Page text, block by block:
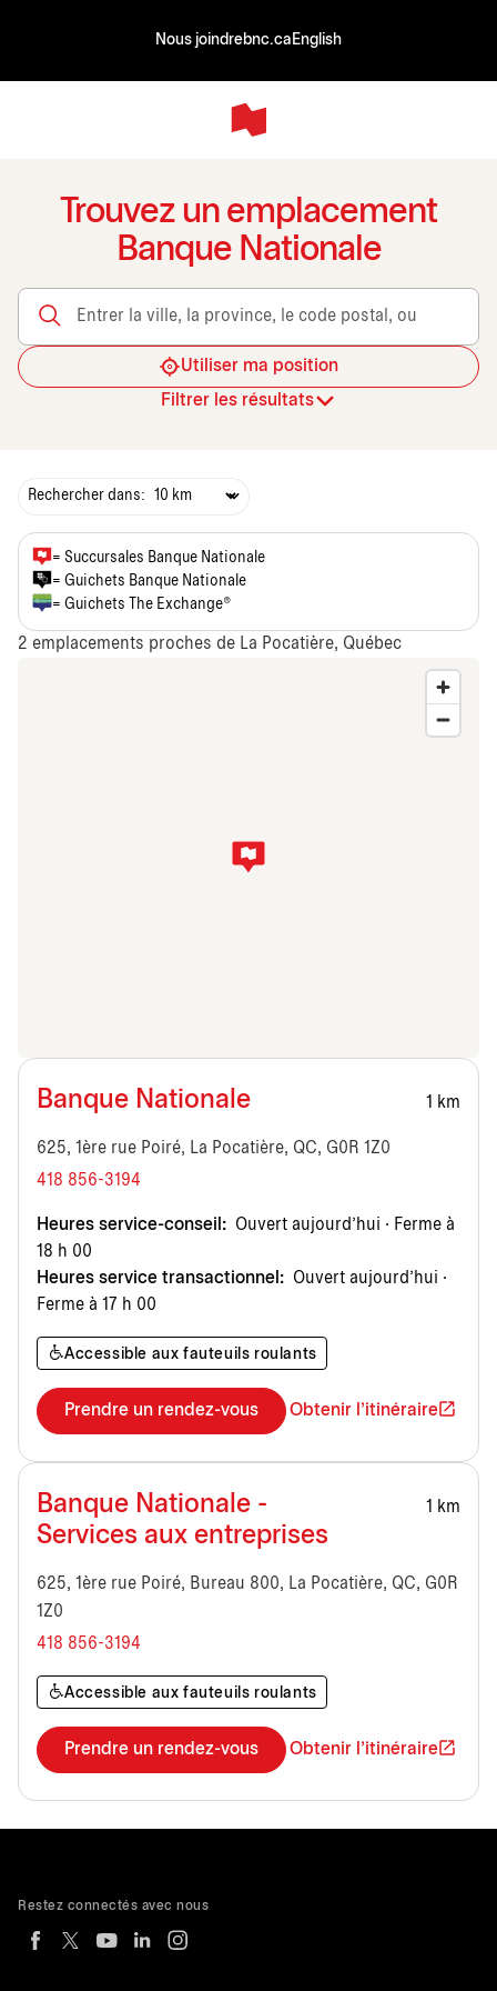
Nous joindrebnc.ca English
Trouvez un emplacement
Banque Nationale
Entrer la ville, la province, le code postal, ou le transit
Utiliser ma position
Filtrer les résultats
Rechercher dans:
Banque Nationale 1 km
625, 1ère rue Poiré, La Pocatière, QC, G0R 1Z0
418 856-3194
Heures service-conseil: Ouvert aujourd’hui · Ferme à
18 h 00
Heures service transactionnel: Ouvert aujourd’hui ·
Ferme à 17 h 00
Accessible aux fauteuils roulants
Prendre un rendez-vous Obtenir l'itinéraire
Banque Nationale -
Services aux entreprises
1 km
625, 1ère rue Poiré, Bureau 800, La Pocatière, QC, G0R
1Z0
418 856-3194
Accessible aux fauteuils roulants
Prendre un rendez-vous Obtenir l'itinéraire
= Succursales Banque Nationale
= Guichets Banque Nationale
= Guichets The Exchange®
2 emplacements proches de La Pocatière, Québec
Restez connectés avec nous